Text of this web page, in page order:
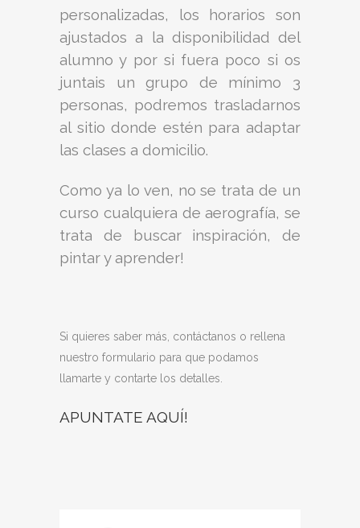
personalizadas, los horarios son
ajustados a la disponibilidad del
alumno y por si fuera poco si os
juntais un grupo de mínimo 3
personas, podremos trasladarnos
al sitio donde estén para adaptar
las clases a domicilio.
Como ya lo ven, no se trata de un
curso cualquiera de aerografía, se
trata de buscar inspiración, de
pintar y aprender!
Si quieres saber más, contáctanos o rellena
nuestro formulario para que podamos
llamarte y contarte los detalles.
APUNTATE AQUÍ!